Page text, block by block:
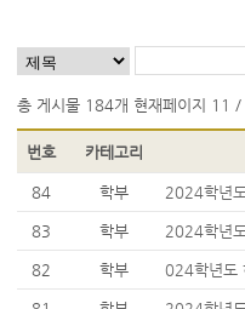
총 게시물 184개 현재페이지 11 /
번호 카테고리
84 학부
2024학년
및 수업시
83
학부
2024학년
및 참여
82
학부
024학년도
학점 교류